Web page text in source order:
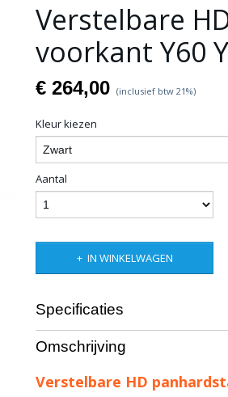
Verstelbare
voorkant Y60
€ 264,00 (inclusief btw 21%)
Kleur kiezen
Aantal
IN WINKELWAGEN
Specificaties
Bruto gewicht
Omschrijving
Verstelbare HD